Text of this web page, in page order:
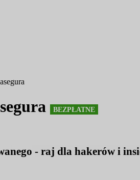
BEZPŁATNE
- raj dla hakerów i